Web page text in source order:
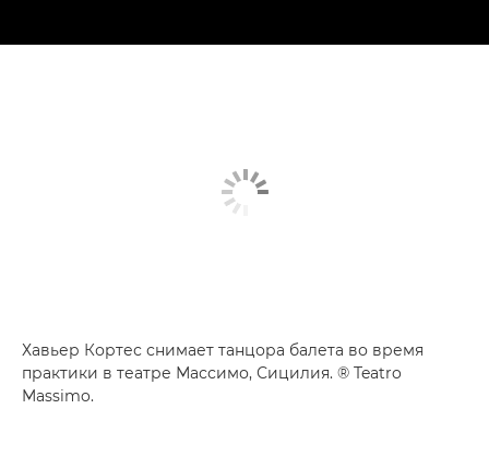
Хавьер Кортес снимает танцора балета во время
практики в театре Массимо, Сицилия. ® Teatro
Massimo.